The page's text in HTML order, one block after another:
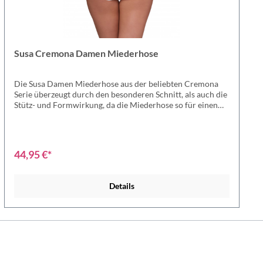
Susa Cremona Damen Miederhose
Die Susa Damen Miederhose aus der beliebten Cremona
Serie überzeugt durch den besonderen Schnitt, als auch die
Stütz- und Formwirkung, da die Miederhose so für einen
hat, möchte sie nicht mehr missen - überzeuge Dich
gefüttertem Schritt. Miederhose vorne mit netzartigem
Formkraft. Material: 66% Polyamid, 34% Elastan
44,95 €*
Details